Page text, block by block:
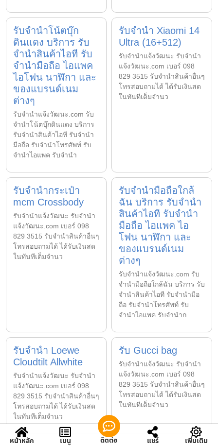
รับจำนำโน้ตบุ๊ก
ดินแดง บริการ รับ
จำนำสินค้าไอที รับ
จำนำมือถือ ไอแพค
ไอโฟน นาฬิกา และ
ของแบรนด์เนม
ต่างๆ
รับจํานําแจ้งวัฒนะ.com รับ
จำนำโน้ตบุ๊กดินแดง บริการ
รับจำนำสินค้าไอที รับจำนำ
มือถือ รับจำนำโทรศัพท์ รับ
จำนำไอแพค รับจำนำ
รับจำนำ Xiaomi 14
Ultra (16+512)
รับจํานําแจ้งวัฒนะ รับจํานํา
แจ้งวัฒนะ.com เบอร์ 098
829 3515 รับจำนำสินค้าอื่นๆ
โทรสอบถามได้ ได้รับเงินสด
ในทันทีเต็มจำนว
รับจำนำกระเป๋า
mcm Crossbody
รับจํานําแจ้งวัฒนะ รับจํานํา
แจ้งวัฒนะ.com เบอร์ 098
829 3515 รับจำนำสินค้าอื่นๆ
โทรสอบถามได้ ได้รับเงินสด
ในทันทีเต็มจำนว
รับจำนำมือถือใกล้
ฉัน บริการ รับจำนำ
สินค้าไอที รับจำนำ
มือถือ ไอแพค ไอ
โฟน นาฬิกา และ
ของแบรนด์เนม
ต่างๆ
รับจํานําแจ้งวัฒนะ.com รับ
จำนำมือถือใกล้ฉัน บริการ รับ
จำนำสินค้าไอที รับจำนำมือ
ถือ รับจำนำโทรศัพท์ รับ
จำนำไอแพค รับจำนำก
รับจำนำ Loewe
Cloudtilt Allwhite
รับจํานําแจ้งวัฒนะ รับจํานํา
แจ้งวัฒนะ.com เบอร์ 098
829 3515 รับจำนำสินค้าอื่นๆ
โทรสอบถามได้ ได้รับเงินสด
ในทันทีเต็มจำนว
รับ Gucci bag
รับจํานําแจ้งวัฒนะ รับจํานํา
แจ้งวัฒนะ.com เบอร์ 098
829 3515 รับจำนำสินค้าอื่นๆ
โทรสอบถามได้ ได้รับเงินสด
ในทันทีเต็มจำนว
หน้าหลัก เมนู ติดต่อ แชร์ เพิ่มเติม